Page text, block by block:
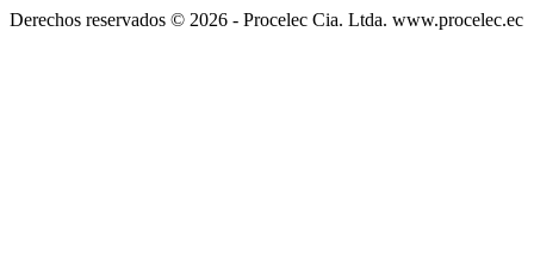
Derechos reservados © 2026 - Procelec Cia. Ltda. www.procelec.ec